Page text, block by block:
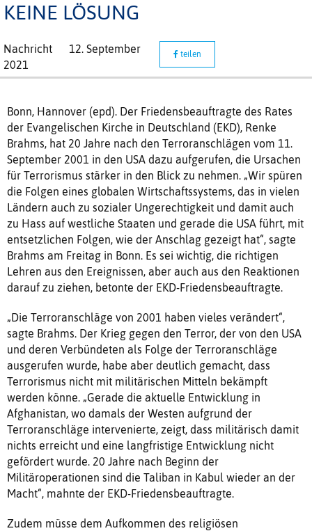
KEINE LÖSUNG
Nachricht
12. September
2021
teilen
Bonn, Hannover (epd). Der Friedensbeauftragte des Rates
der Evangelischen Kirche in Deutschland (EKD), Renke
Brahms, hat 20 Jahre nach den Terroranschlägen vom 11.
September 2001 in den USA dazu aufgerufen, die Ursachen
für Terrorismus stärker in den Blick zu nehmen. „Wir spüren
die Folgen eines globalen Wirtschaftssystems, das in vielen
Ländern auch zu sozialer Ungerechtigkeit und damit auch
zu Hass auf westliche Staaten und gerade die USA führt, mit
entsetzlichen Folgen, wie der Anschlag gezeigt hat“, sagte
Brahms am Freitag in Bonn. Es sei wichtig, die richtigen
Lehren aus den Ereignissen, aber auch aus den Reaktionen
darauf zu ziehen, betonte der EKD-Friedensbeauftragte.
„Die Terroranschläge von 2001 haben vieles verändert“,
sagte Brahms. Der Krieg gegen den Terror, der von den USA
und deren Verbündeten als Folge der Terroranschläge
ausgerufen wurde, habe aber deutlich gemacht, dass
Terrorismus nicht mit militärischen Mitteln bekämpft
werden könne. „Gerade die aktuelle Entwicklung in
Afghanistan, wo damals der Westen aufgrund der
Terroranschläge intervenierte, zeigt, dass militärisch damit
nichts erreicht und eine langfristige Entwicklung nicht
gefördert wurde. 20 Jahre nach Beginn der
Militäroperationen sind die Taliban in Kabul wieder an der
Macht“, mahnte der EKD-Friedensbeauftragte.
Zudem müsse dem Aufkommen des religiösen